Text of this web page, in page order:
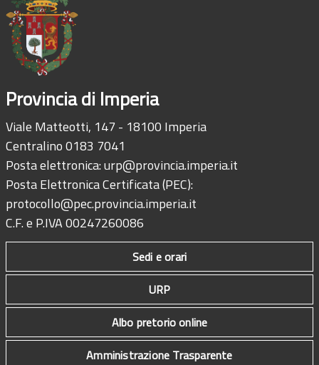
Provincia di Imperia
Viale Matteotti, 147 - 18100 Imperia
Centralino 0183 7041
Posta elettronica:urp@provincia.imperia.it
Posta Elettronica Certificata (PEC):
protocollo@pec.provincia.imperia.it
C.F. e P.IVA 00247260086
Sedi e orari
URP
Albo pretorio online
Amministrazione Trasparente